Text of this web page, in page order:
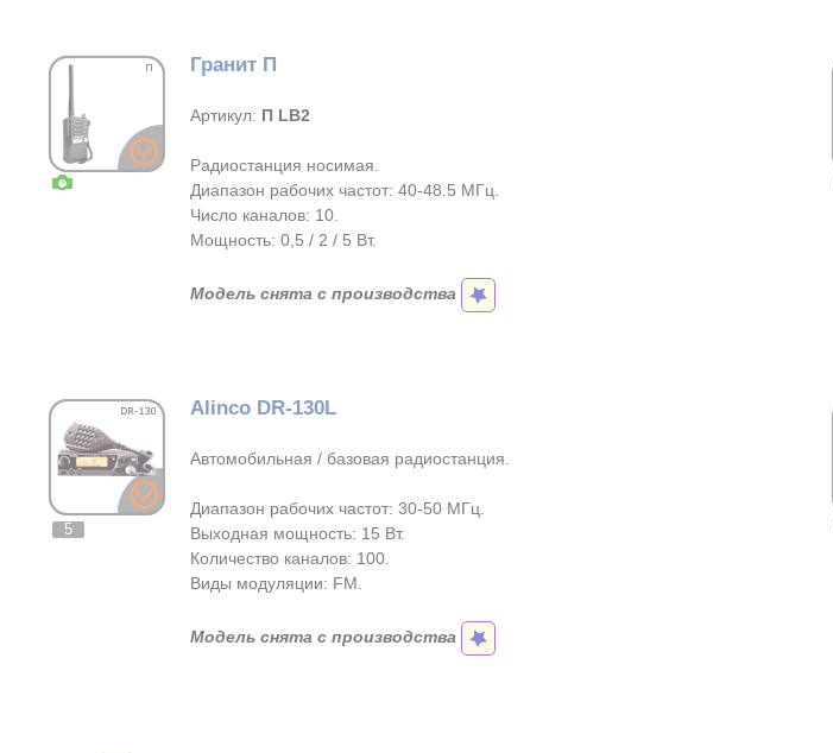
Гранит П
Артикул: П LB2
Радиостанция носимая.
Диапазон рабочих частот: 40-48.5 МГц.
Число каналов: 10.
Мощность: 0,5 / 2 / 5 Вт.
Модель снята с производства
5
Alinco DR-130L
Автомобильная / базовая радиостанция.
Диапазон рабочих частот: 30-50 МГц.
Выходная мощность: 15 Вт.
Количество каналов: 100.
Виды модуляции: FM.
Модель снята с производства